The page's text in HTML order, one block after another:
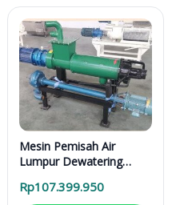
Mesin Pemisah Air
Lumpur Dewatering
Rp107.399.950